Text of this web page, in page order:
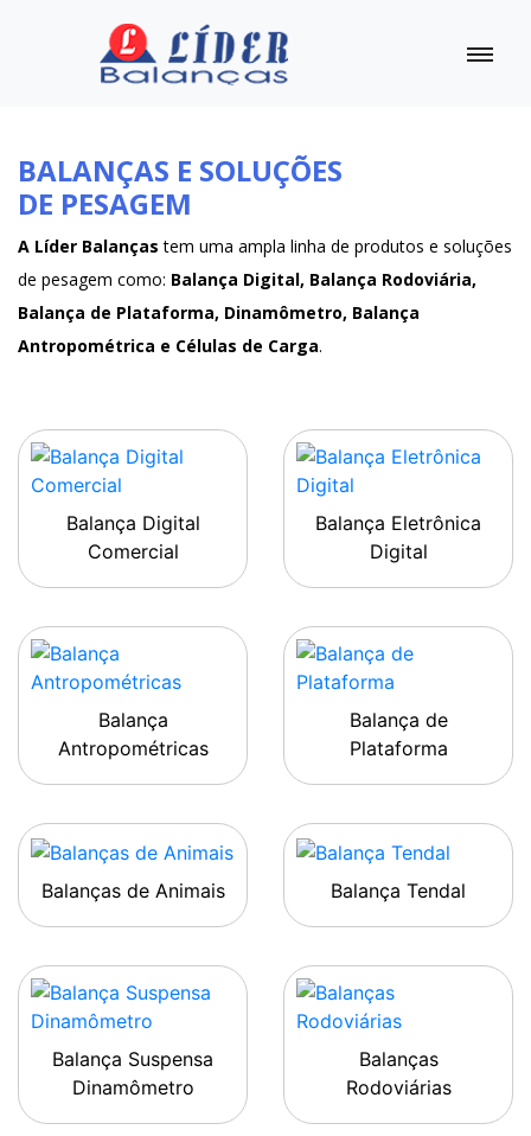
BALANÇAS E SOLUÇÕES
DE PESAGEM
A Líder Balanças tem uma ampla linha de produtos e soluções
de pesagem como: Balança Digital, Balança Rodoviária,
Balança de Plataforma, Dinamômetro, Balança
Antropométrica e Células de Carga.
Balança Digital
Comercial
Balança Eletrônica
Digital
Balança
Antropométricas
Balança de
Plataforma
Balanças de Animais Balança Tendal
Balança Suspensa
Dinamômetro
Balanças
Rodoviárias